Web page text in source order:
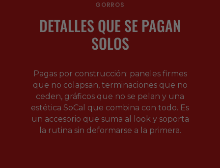
GORROS
DETALLES QUE SE PAGAN
SOLOS
Pagas por construcción: paneles firmes
que no colapsan, terminaciones que no
ceden, gráficos que no se pelan y una
estética SoCal que combina con todo. Es
un accesorio que suma al look y soporta
la rutina sin deformarse a la primera.